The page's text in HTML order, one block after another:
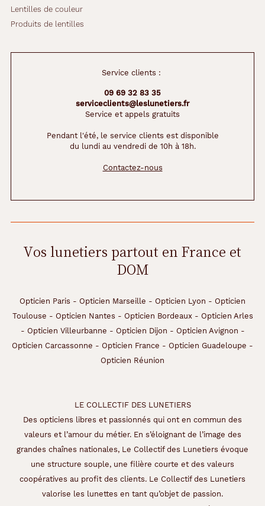
Lentilles de couleur
Produits de lentilles
Service clients :
09 69 32 83 35
serviceclients@leslunetiers.fr
Service et appels gratuits
Pendant l'été, le service clients est disponible
du lundi au vendredi de 10h à 18h.
Contactez-nous
Vos lunetiers partout en France et
DOM
Opticien Paris - Opticien Marseille - Opticien Lyon - Opticien
Toulouse - Opticien Nantes - Opticien Bordeaux- Opticien Arles
- Opticien Villeurbanne - Opticien Dijon - Opticien Avignon -
Opticien Carcassonne - Opticien France - Opticien Guadeloupe -
Opticien Réunion
LE COLLECTIF DES LUNETIERS
Des opticiens libres et passionnés qui ont en commun des
valeurs et l’amour du métier. En s’éloignant de l’image des
grandes chaînes nationales, Le Collectif des Lunetiers évoque
une structure souple, une filière courte et des valeurs
coopératives au profit des clients. Le Collectif des Lunetiers
valorise les lunettes en tant qu’objet de passion.